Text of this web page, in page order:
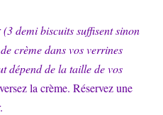
(3 demi biscuits suffisent sinon
crème dans vos verrines
dépend de la taille de vos
la crème. Réservez une